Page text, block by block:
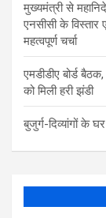
मुख्यमंत्री से
एनसीसी के
महत्वपूर्ण चर्चा
एमडीडीए बोर्ड
को मिली हरी झंडी
बुजुर्ग-दिव्यांगों के